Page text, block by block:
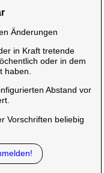
Änderungen
in Kraft tretende
oder in dem
haben.
Abstand vor
Vorschriften beliebig